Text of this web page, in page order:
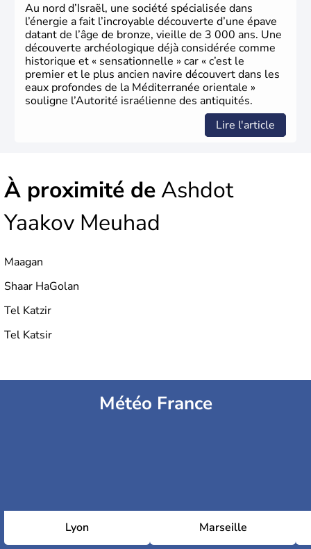
Au nord d’Israël, une société spécialisée dans
l’énergie a fait l’incroyable découverte d’une épave
datant de l’âge de bronze, vieille de 3 000 ans. Une
découverte archéologique déjà considérée comme
historique et « sensationnelle » car « c’est le
premier et le plus ancien navire découvert dans les
eaux profondes de la Méditerranée orientale »
souligne l’Autorité israélienne des antiquités.
Lire l'article
À proximité deAshdot
Yaakov Meuhad
Maagan
Shaar HaGolan
Tel Katzir
Tel Katsir
Météo France
Lyon Marseille